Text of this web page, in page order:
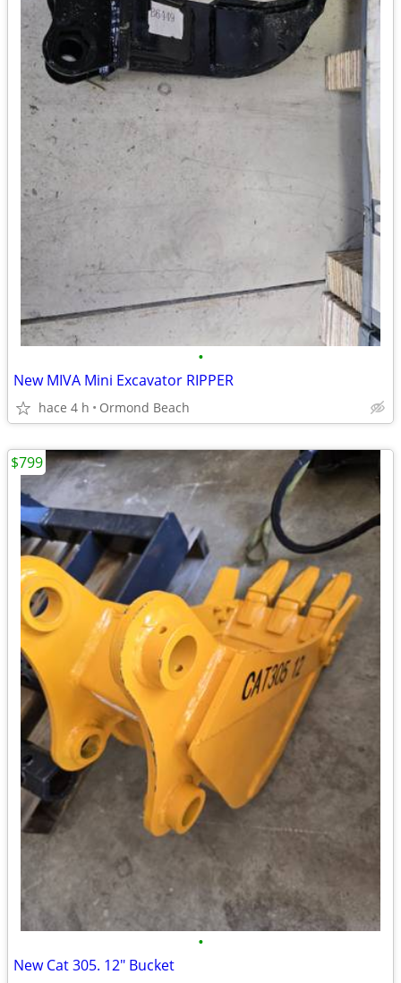
•
New MIVA Mini Excavator RIPPER
hace 4 h Ormond Beach
•
New Cat 305. 12" Bucket
$799